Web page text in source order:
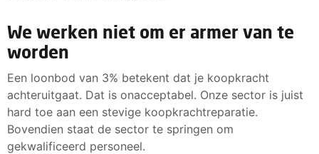
We werken niet om er armer van te
worden
Een loonbod van 3% betekent dat je koopkracht
achteruitgaat. Dat is onacceptabel. Onze sector is juist
hard toe aan een stevige koopkrachtreparatie.
Bovendien staat de sector te springen om
gekwalificeerd personeel.